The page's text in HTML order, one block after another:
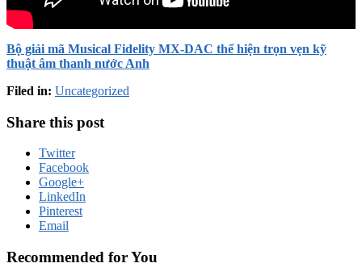
Bộ giải mã Musical Fidelity MX-DAC thể hiện trọn vẹn kỹ
thuật âm thanh nước Anh
Filed in: Uncategorized
Share this post
Twitter
Facebook
Google+
LinkedIn
Pinterest
Email
Recommended for You